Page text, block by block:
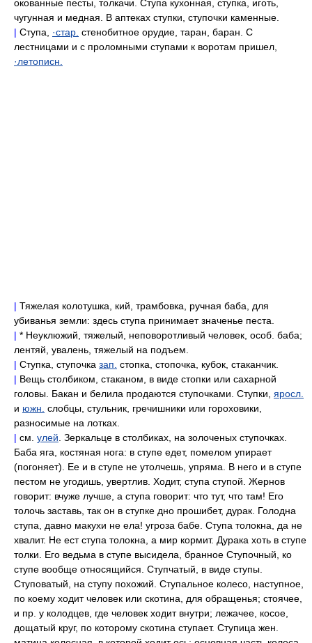
окованные песты, толкачи. Ступа кухонная, ступка, иготь,
чугунная и медная. В аптеках ступки, ступочки каменные.
| Ступа, ·стар. стенобитное орудие, таран, баран. С
лестницами и с проломными ступами к воротам пришел,
·летописн.
| Тяжелая колотушка, кий, трамбовка, ручная баба, для
убиванья земли: здесь ступа принимает значенье песта.
| * Неуклюжий, тяжелый, неповоротливый человек, особ. баба;
лентяй, увалень, тяжелый на подъем.
| Ступка, ступочка зап. стопка, стопочка, кубок, стаканчик.
| Вещь столбиком, стаканом, в виде стопки или сахарной
головы. Бакан и белила продаются ступочками. Ступки, яросл.
и южн. слобцы, стульник, гречишники или гороховики,
разносимые на лотках.
| см. улей . Зеркальце в столбиках, на золоченых ступочках.
Баба яга, костяная нога: в ступе едет, помелом упирает
(погоняет). Ее и в ступе не утолчешь, упряма. В него и в ступе
пестом не угодишь, увертлив. Ходит, ступа ступой. Жернов
говорит: вчуже лучше, а ступа говорит: что тут, что там! Его
толочь заставь, так он в ступке дно прошибет, дурак. Голодна
ступа, давно макухи не ела! угроза бабе. Ступа толокна, да не
хвалит. Не ест ступа толокна, а мир кормит. Дурака хоть в ступе
толки. Его ведьма в ступе высидела, бранное Ступочный, ко
ступе вообще относящийся. Ступчатый, в виде ступы.
Ступоватый, на ступу похожий. Ступальное колесо, наступное,
по коему ходит человек или скотина, для обращенья; стоячее,
и пр. у колодцев, где человек ходит внутри; лежачее, косое,
дощатый круг, по которому скотина ступает. Ступица жен.